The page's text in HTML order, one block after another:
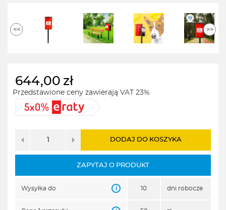
<< >>
644,00 zł
Przedstawione ceny zawierają VAT 23%
DODAJ DO KOSZYKA
ZAPYTAJ O PRODUKT
Wysyłka do i 10 dni robocze